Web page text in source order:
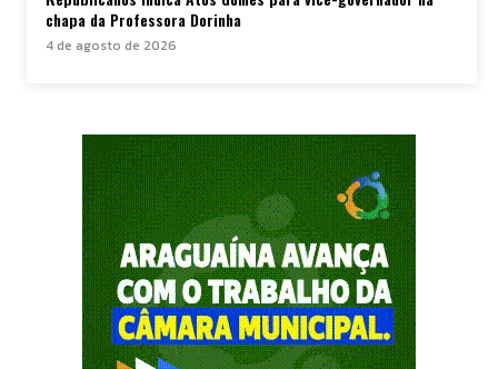
chapa da Professora Dorinha
4 de agosto de 2026